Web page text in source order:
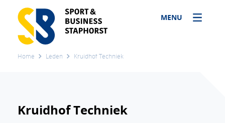
MENU
Home Leden Kruidhof Techniek
Kruidhof Techniek